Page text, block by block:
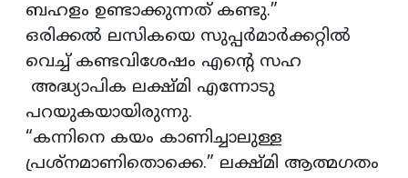
ബഹളം ഉണ്ടാക്കുന്നത്‌ കണ്ടു.”
ഒരിക്കല്‍ ലസികയെ സുപ്പര്‍മാര്‍ക്കറ്റില്‍
വെച്ച് കണ്ടവിശേഷം എന്റെ സഹ
അദ്ധ്യാപിക ലക്ഷ്മി എന്നോടു
പറയുകയായിരുന്നു.
“കന്നിനെ കയം കാണിച്ചാലുള്ള
പ്രശ്നമാണിതൊക്കെ.” ലക്ഷ്മി ആത്മഗതം